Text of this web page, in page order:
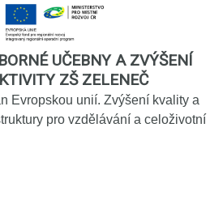
UČEBNY A ZVÝŠENÍ
ZŠ ZELENEČ
Evropskou unií. Zvýšení kvality a
pro vzdělávání a celoživotní